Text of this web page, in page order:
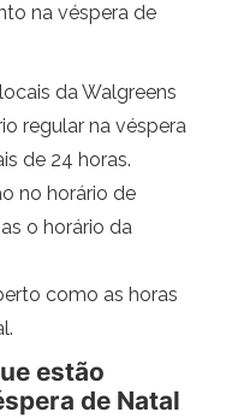
na véspera de
da Walgreens
regular na véspera
de 24 horas.
no horário de
o horário da
como as horas
estão
de Natal